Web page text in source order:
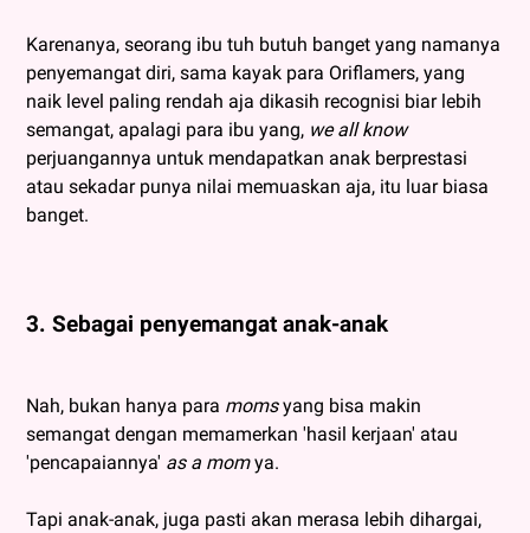
Karenanya, seorang ibu tuh butuh banget yang namanya
penyemangat diri, sama kayak para Oriflamers, yang
naik level paling rendah aja dikasih recognisi biar lebih
semangat, apalagi para ibu yang, we all know
perjuangannya untuk mendapatkan anak berprestasi
atau sekadar punya nilai memuaskan aja, itu luar biasa
banget.
3. Sebagai penyemangat anak-anak
Nah, bukan hanya para momsyang bisa makin
semangat dengan memamerkan 'hasil kerjaan' atau
'pencapaiannya' as a momya.
Tapi anak-anak, juga pasti akan merasa lebih dihargai,